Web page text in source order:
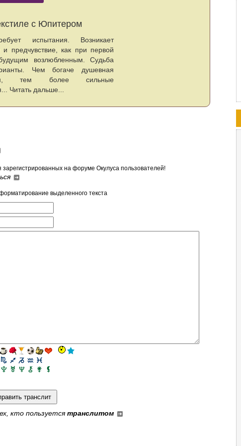
Марс в секстиле с Юпитером
Любовь требует испытания. Возникает
напряжение и предчувствие, как при первой
встрече с будущим возлюбленным. Судьба
множит варианты. Чем богаче душевная
организация, тем более сильные
впечатления... Читать дальше...
зарегистрированных на форуме Окулуса пользователей!
выделенного текста
кто пользуетсятранслитом